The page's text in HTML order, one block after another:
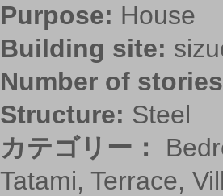
Purpose: House
Building site:
Number of
Structure: Steel
カテゴリー：
Tatami, Terrace,